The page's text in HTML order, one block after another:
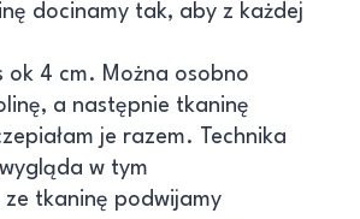
docinamy tak, aby z każdej
ok 4 cm. Można osobno
a następnie tkaninę
je razem. Technika
w tym
tkaninę podwijamy